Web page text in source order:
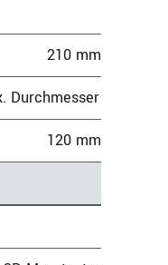
210 mm
Durchmesser
120 mm